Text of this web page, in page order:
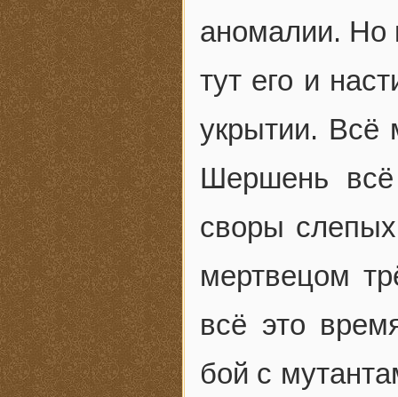
аномалии. Но
тут его и
укрытии. Всё
Шершень
своры
мертвецом
всё это
бой с